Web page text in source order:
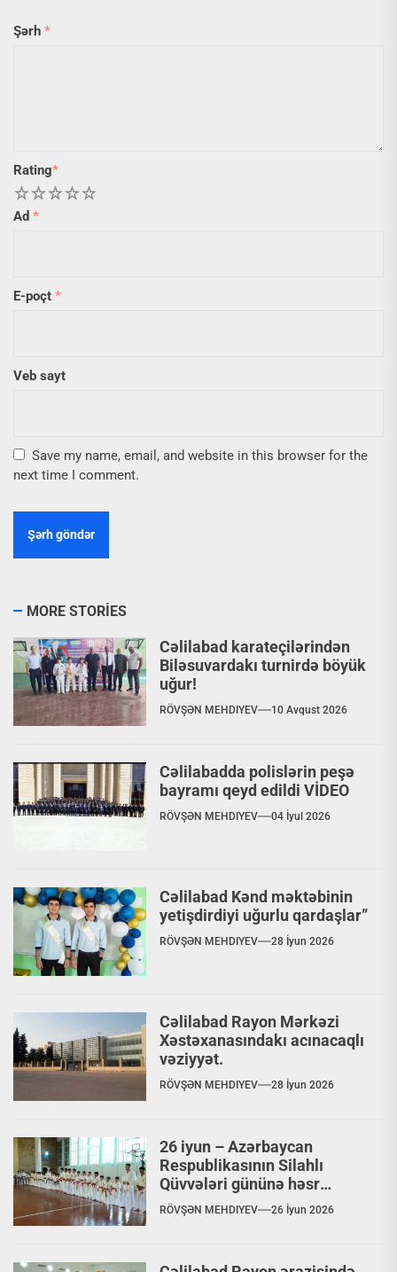
Şərh *
Rating*
5
4
3
2
Ad *
E-poçt *
Veb sayt
Save my name, email, and website in this browser for the
next time I comment.
MORE STORIES
Cəlilabad karateçilərindən
Biləsuvardakı turnirdə böyük
uğur!
RÖVŞƏN MEHDIYEV 10 Avqust 2026
Cəlilabadda polislərin peşə
bayramı qeyd edildi VİDEO
RÖVŞƏN MEHDIYEV 04 İyul 2026
Cəlilabad Kənd məktəbinin
yetişdirdiyi uğurlu qardaşlar”
RÖVŞƏN MEHDIYEV 28 İyun 2026
Cəlilabad Rayon Mərkəzi
Xəstəxanasındakı acınacaqlı
vəziyyət.
RÖVŞƏN MEHDIYEV 28 İyun 2026
26 iyun – Azərbaycan
Respublikasının Silahlı
Qüvvələri gününə həsr
olunmuş Budo döyüş növləri
üzrə seminar və kəmər
RÖVŞƏN MEHDIYEV 26 İyun 2026